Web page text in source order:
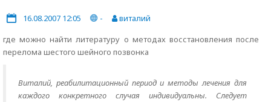
16.08.2007 12:05 -
виталий
где можно найти литературу о методах восстановления после
перелома шестого шейного позвонка
Виталий, реабилитационный период и методы лечения для
каждого конкретного случая индивидуальны. Следует